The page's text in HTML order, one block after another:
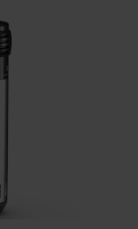
die lange
Elemente